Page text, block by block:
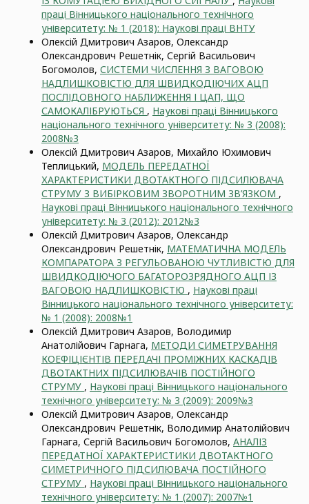
праці Вінницького національного технічного
університету: № 1 (2018): Наукові праці ВНТУ
Олексій Дмитрович Азаров, Олександр
Олександрович Решетнік, Сергій Васильович
Богомолов, СИСТЕМИ ЧИСЛЕННЯ З ВАГОВОЮ
НАДЛИШКОВІСТЮ ДЛЯ ШВИДКОДІЮЧИХ АЦП
ПОСЛІДОВНОГО НАБЛИЖЕННЯ І ЦАП, ЩО
САМОКАЛІБРУЮТЬСЯ , Наукові праці Вінницького
національного технічного університету: № 3 (2008):
2008№3
Олексій Дмитрович Азаров, Михайло Юхимович
Теплицький, МОДЕЛЬ ПЕРЕДАТНОЇ
ХАРАКТЕРИСТИКИ ДВОТАКТНОГО ПІДСИЛЮВАЧА
СТРУМУ З ВИБІРКОВИМ ЗВОРОТНИМ ЗВ’ЯЗКОМ ,
Наукові праці Вінницького національного технічного
університету: № 3 (2012): 2012№3
Олексій Дмитрович Азаров, Олександр
Олександрович Решетнік, МАТЕМАТИЧНА МОДЕЛЬ
КОМПАРАТОРА З РЕГУЛЬОВАНОЮ ЧУТЛИВІСТЮ ДЛЯ
ШВИДКОДІЮЧОГО БАГАТОРОЗРЯДНОГО АЦП ІЗ
ВАГОВОЮ НАДЛИШКОВІСТЮ , Наукові праці
Вінницького національного технічного університету:
№ 1 (2008): 2008№1
Олексій Дмитрович Азаров, Володимир
Анатолійович Гарнага, МЕТОДИ СИМЕТРУВАННЯ
КОЕФІЦІЄНТІВ ПЕРЕДАЧІ ПРОМІЖНИХ КАСКАДІВ
ДВОТАКТНИХ ПІДСИЛЮВАЧІВ ПОСТІЙНОГО
СТРУМУ , Наукові праці Вінницького національного
технічного університету: № 3 (2009): 2009№3
Олексій Дмитрович Азаров, Олександр
Олександрович Решетнік, Володимир Анатолійович
Гарнага, Сергій Васильович Богомолов, АНАЛІЗ
ПЕРЕДАТНОЇ ХАРАКТЕРИСТИКИ ДВОТАКТНОГО
СИМЕТРИЧНОГО ПІДСИЛЮВАЧА ПОСТІЙНОГО
СТРУМУ , Наукові праці Вінницького національного
технічного університету: № 1 (2007): 2007№1